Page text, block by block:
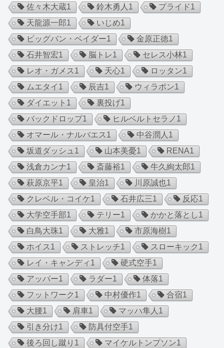
佐々木大蔵1 鈴木勇人1 プライド1
天龍源一郎1 いじめ1
ビッグバン・ベイダー1 金原正徳1
石井智宏1 脳トレ1 セレス小林1
レオ・ガメス1 天心1 ロッタン1
ムエタイ 1 辰吉1 ウィラポン1
ダイエット 1 裏投げ1
バックドロップ1 ヒルベルトセラノ 1
オマール・ナルバエス1 中谷潤人1
坂道ダッシュ1 山本美憂1 RENA1
浅倉カンナ1 斎藤裕1 牛久絢太郎1
萩原京平1 皇治1 川原誠也1
クレベル・コイケ1 石井広三1 反応1
大学空手部1 テリー1 かかと落とし1
白鳥大珠1 大雅1 市原海樹1
ホイス1 ストレッチ1 スローキック1
レイ・キャンディ 1 硬式空手1
アッパー1 ラダー1 体落1
フットワーク1 中村優作1 合宿1
大腰1 肩車1 マッハ隼人1
引き分け1 防具付空手1
後ろ回し蹴り 1 マイケルトンプソン1